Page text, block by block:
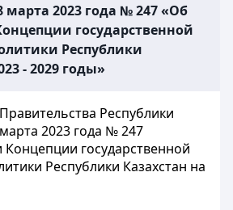
марта 2023 года № 247 «Об
государственной
Республики
- 2029 годы»
Республики
2023 года № 247
государственной
Республики Казахстан на